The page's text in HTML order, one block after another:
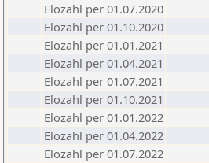
Elozahl per 01.07.2020
Elozahl per 01.10.2020
Elozahl per 01.01.2021
Elozahl per 01.04.2021
Elozahl per 01.07.2021
Elozahl per 01.10.2021
Elozahl per 01.01.2022
Elozahl per 01.04.2022
Elozahl per 01.07.2022